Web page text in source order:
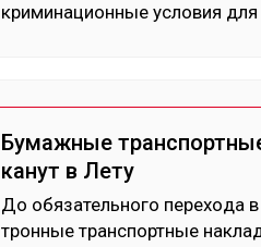
кри­мина­цион­ные ус­ло­вия для
Бумажные
канут в Лету
До обя­затель­но­го пе­рехо­да
трон­ные тран­спортные